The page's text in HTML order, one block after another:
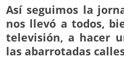
Así seguimos la
nos llevó a todos,
televisión, a hacer
las abarrotadas